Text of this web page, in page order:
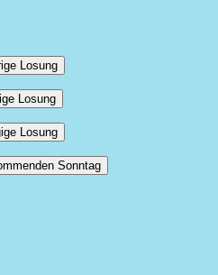
Losung
Losung
Losung
Sonntag